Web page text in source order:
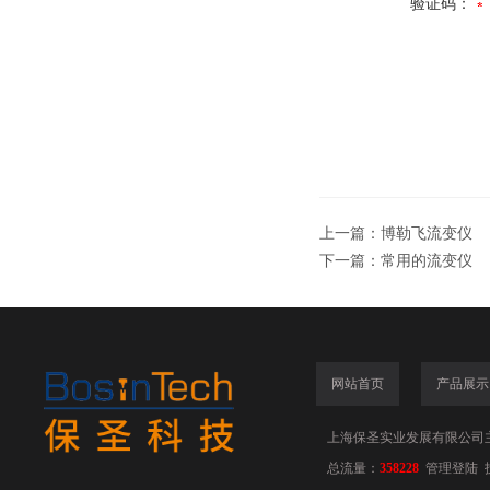
验证码：
上一篇： 博勒飞流变仪
下一篇： 常用的流变仪
网站首页 产品展示
上海保圣实业发展有限公司
总流量： 358228 管理登陆